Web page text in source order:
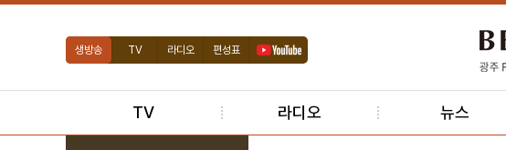
생방송 TV 라디오 편성표
TV 라디오 뉴스